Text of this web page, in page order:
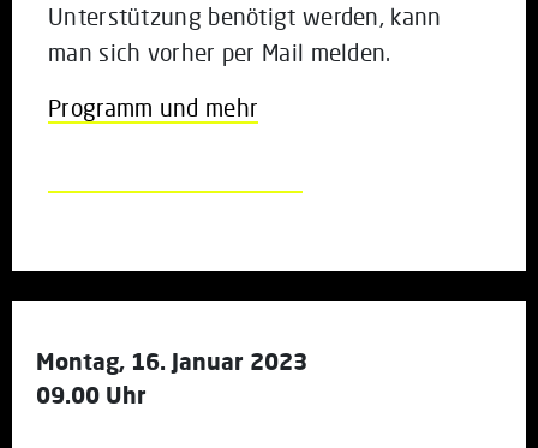
Unterstützung benötigt werden, kann
man sich vorher per Mail melden.
Programm und mehr
Montag, 16. Januar 2023
09.00 Uhr